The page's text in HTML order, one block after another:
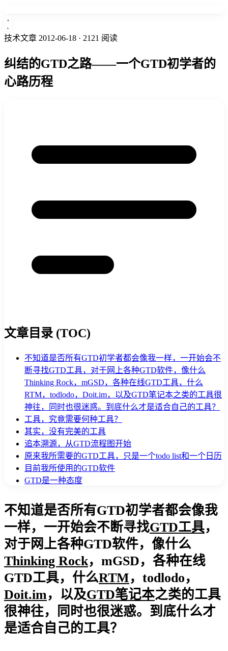
技术文章 2012-06-18 · 2121 阅读
纠结的GTD之路——一个GTD初学者的
心路历程
文章目录 (TOC)
不知道是否所有GTD初学者都会像我一样，一开始会不
断寻找GTD工具，对于网上各种GTD软件，像什么
Thinking Rock，mGSD，各种在线GTD工具，什么
RTM，todlodo，Doit.im，以及GTD笔记本之类的工具很
神往，同时也很迷惑。到底什么才是适合自己的工具？
工具，究竟需要何种工具？
其实，没有完美的工具
追本溯源，从GTD流程图开始
原来我所需要的GTD工具，只是一个todo list和一个日历
目前我所使用的GTD软件
GTD是一种态度
不知道是否所有GTD初学者都会像我
一样，一开始会不断寻找GTD工具，
对于网上各种GTD软件，像什么
Thinking Rock，mGSD，各种在线
GTD工具，什么RTM，todlodo，
Doit.im ，以及GTD笔记本之类的工具
很神往，同时也很迷惑。到底什么才
是适合自己的工具？